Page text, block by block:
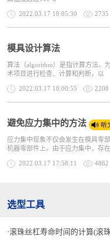
2022.03.17 18:05:30 2735
模具设计算法
算法（algorithm）是指计算方法。
术项目进行检查、计算和判断，以
2022.03.17 18:00:55 2208
避免应力集中的方法
应力集中现象不仅会发生在模具零
机器零部件上。由于应力集中，存
2022.03.17 17:58:11 4862
选型工具
滚珠丝杠寿命时间的计算(滚